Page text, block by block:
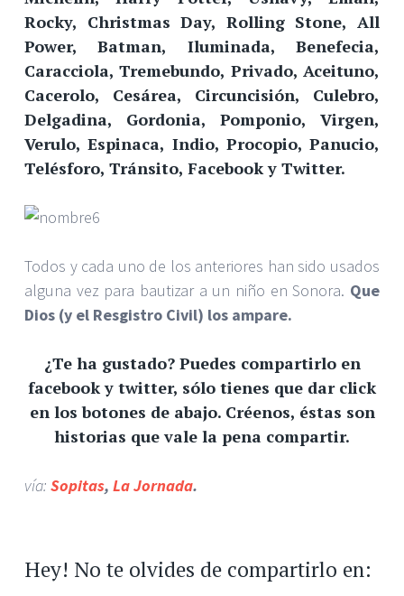
Rocky, Christmas Day, Rolling Stone, All
Power, Batman, Iluminada, Benefecia,
Caracciola, Tremebundo, Privado, Aceituno,
Cacerolo, Cesárea, Circuncisión, Culebro,
Delgadina, Gordonia, Pomponio, Virgen,
Verulo, Espinaca, Indio, Procopio, Panucio,
Telésforo, Tránsito, Facebook y Twitter.
Todos y cada uno de los anteriores han sido usados
alguna vez para bautizar a un niño en Sonora. Que
Dios (y el Resgistro Civil) los ampare.
¿Te ha gustado? Puedes compartirlo en
facebook y twitter, sólo tienes que dar click
en los botones de abajo. Créenos, éstas son
historias que vale la pena compartir.
vía: Sopitas, La Jornada.
Hey! No te olvides de compartirlo en: